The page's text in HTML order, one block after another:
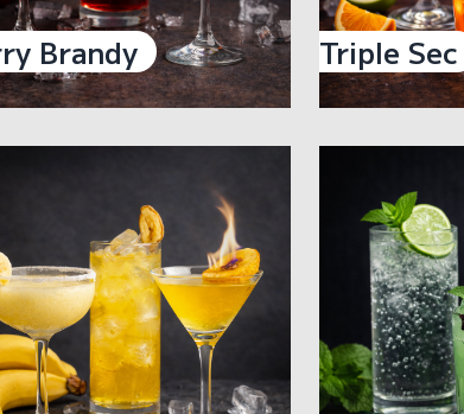
Brandy Triple Sec